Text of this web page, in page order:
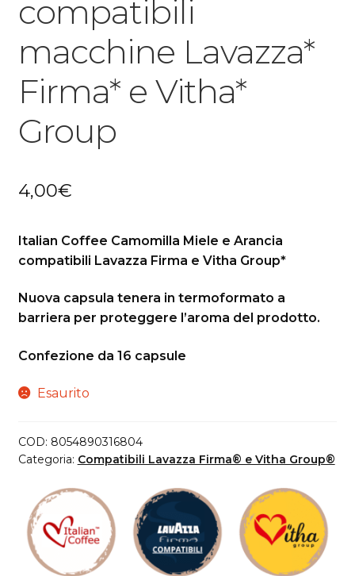
compatibili
macchine Lavazza*
Firma* e Vitha*
Group
4,00€
Italian Coffee Camomilla Miele e Arancia
compatibili Lavazza Firma e Vitha Group*
Nuova capsula tenera in termoformato a
barriera per proteggere l’aroma del prodotto.
Confezione da 16 capsule
Esaurito
COD: 8054890316804
Categoria: Compatibili Lavazza Firma® e Vitha Group®